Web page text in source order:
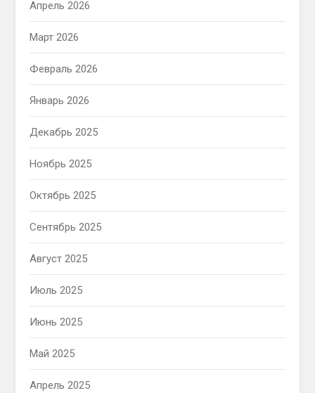
Апрель 2026
Март 2026
Февраль 2026
Январь 2026
Декабрь 2025
Ноябрь 2025
Октябрь 2025
Сентябрь 2025
Август 2025
Июль 2025
Июнь 2025
Май 2025
Апрель 2025